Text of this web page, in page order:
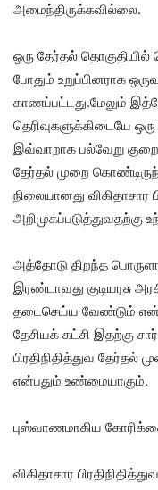
அமைந்திருக்கவில்லை.
ஒரு தேர்தல் தொகுதியில்
போதும் உறுப்பினராக
காணப்பட்டது.மேலும்
தெரிவுகளுக்கிடையே
இவ்வாறாக பல்வேறு
தேர்தல் முறை
நிலையானது விகிதாசார
அறிமுகப்படுத்துவதற்கு
அத்தோடு திறந்த
இரண்டாவது குடியரசு
தடைசெய்ய வேண்டும்
தேசியக் கட்சி இதற்கு
பிரதிநிதித்துவ தேர்தல்
என்பதும் உண்மையாகும்.
புஸ்வாணமாகிய
விகிதாசார